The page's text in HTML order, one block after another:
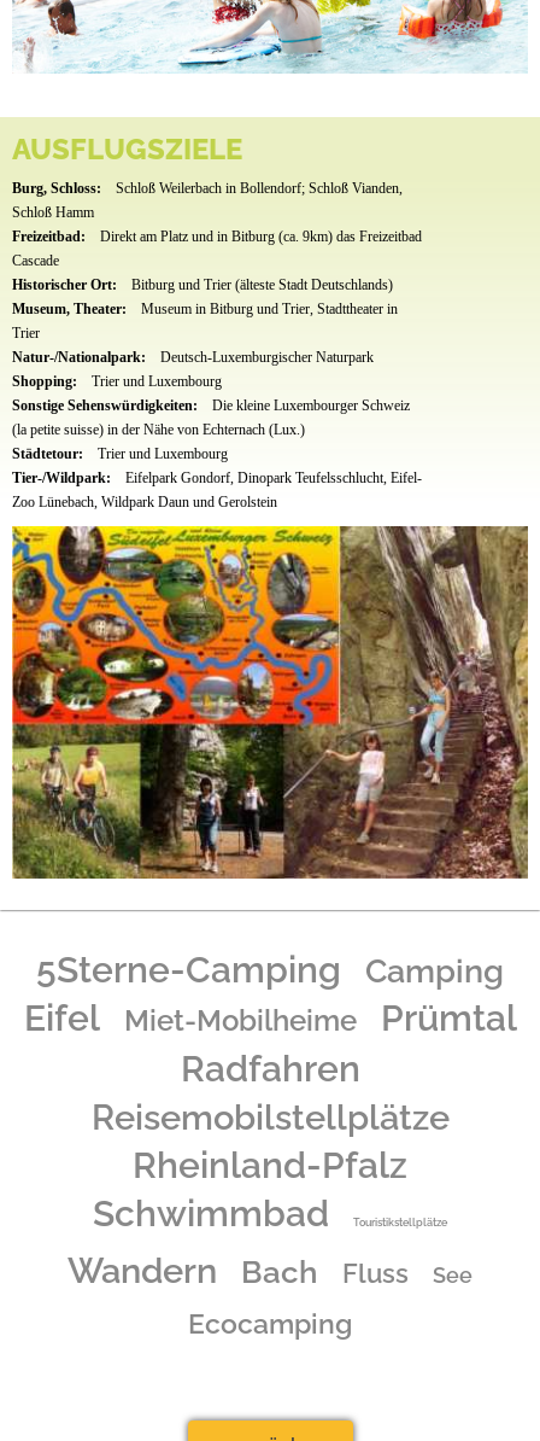
AUSFLUGSZIELE
Burg, Schloss:
Schloß Weilerbach in Bollendorf; Schloß Vianden,
Schloß Hamm
Freizeitbad:
Direkt am Platz und in Bitburg (ca. 9km) das Freizeitbad
Cascade
Historischer Ort:
Bitburg und Trier (älteste Stadt Deutschlands)
Museum, Theater:
Museum in Bitburg und Trier, Stadttheater in
Trier
Natur-/Nationalpark:
Deutsch-Luxemburgischer Naturpark
Shopping:
Trier und Luxembourg
Sonstige Sehenswürdigkeiten:
Die kleine Luxembourger Schweiz
(la petite suisse) in der Nähe von Echternach (Lux.)
Städtetour:
Trier und Luxembourg
Tier-/Wildpark:
Eifelpark Gondorf, Dinopark Teufelsschlucht, Eifel-
Zoo Lünebach, Wildpark Daun und Gerolstein
5Sterne-Camping Camping
Eifel Miet-Mobilheime
Prümtal
Radfahren
Reisemobilstellplätze
Rheinland-Pfalz
Schwimmbad
Touristikstellplätze
Wandern Bach Fluss See
Ecocamping